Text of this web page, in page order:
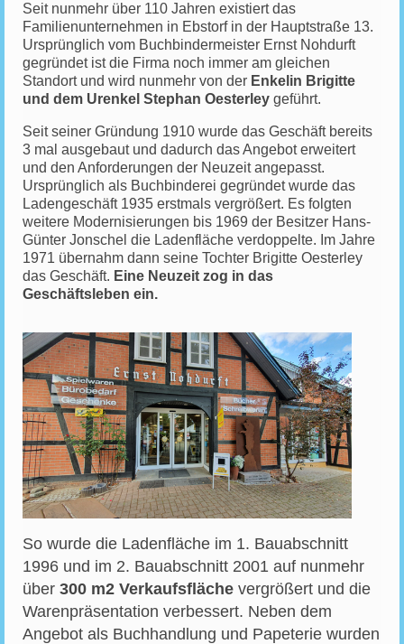
Seit nunmehr über 110 Jahren existiert das
Familienunternehmen in Ebstorf in der Hauptstraße 13.
Ursprünglich vom Buchbindermeister Ernst Nohdurft
gegründet ist die Firma noch immer am gleichen
Standort und wird nunmehr von der Enkelin Brigitte
und dem Urenkel Stephan Oesterley geführt.
Seit seiner Gründung 1910 wurde das Geschäft bereits
3 mal ausgebaut und dadurch das Angebot erweitert
und den Anforderungen der Neuzeit angepasst.
Ursprünglich als Buchbinderei gegründet wurde das
Ladengeschäft 1935 erstmals vergrößert. Es folgten
weitere Modernisierungen bis 1969 der Besitzer Hans-
Günter Jonschel die Ladenfläche verdoppelte. Im Jahre
1971 übernahm dann seine Tochter Brigitte Oesterley
das Geschäft. Eine Neuzeit zog in das
Geschäftsleben ein.
So wurde die Ladenfläche im 1. Bauabschnitt
1996 und im 2. Bauabschnitt 2001 auf nunmehr
über 300 m2 Verkaufsfläche vergrößert und die
Warenpräsentation verbessert. Neben dem
Angebot als Buchhandlung und Papeterie wurden